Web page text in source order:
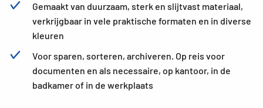
Gemaakt van duurzaam, sterk en slijtvast materiaal,
verkrijgbaar in vele praktische formaten en in diverse
kleuren
Voor sparen, sorteren, archiveren. Op reis voor
documenten en als necessaire, op kantoor, in de
badkamer of in de werkplaats